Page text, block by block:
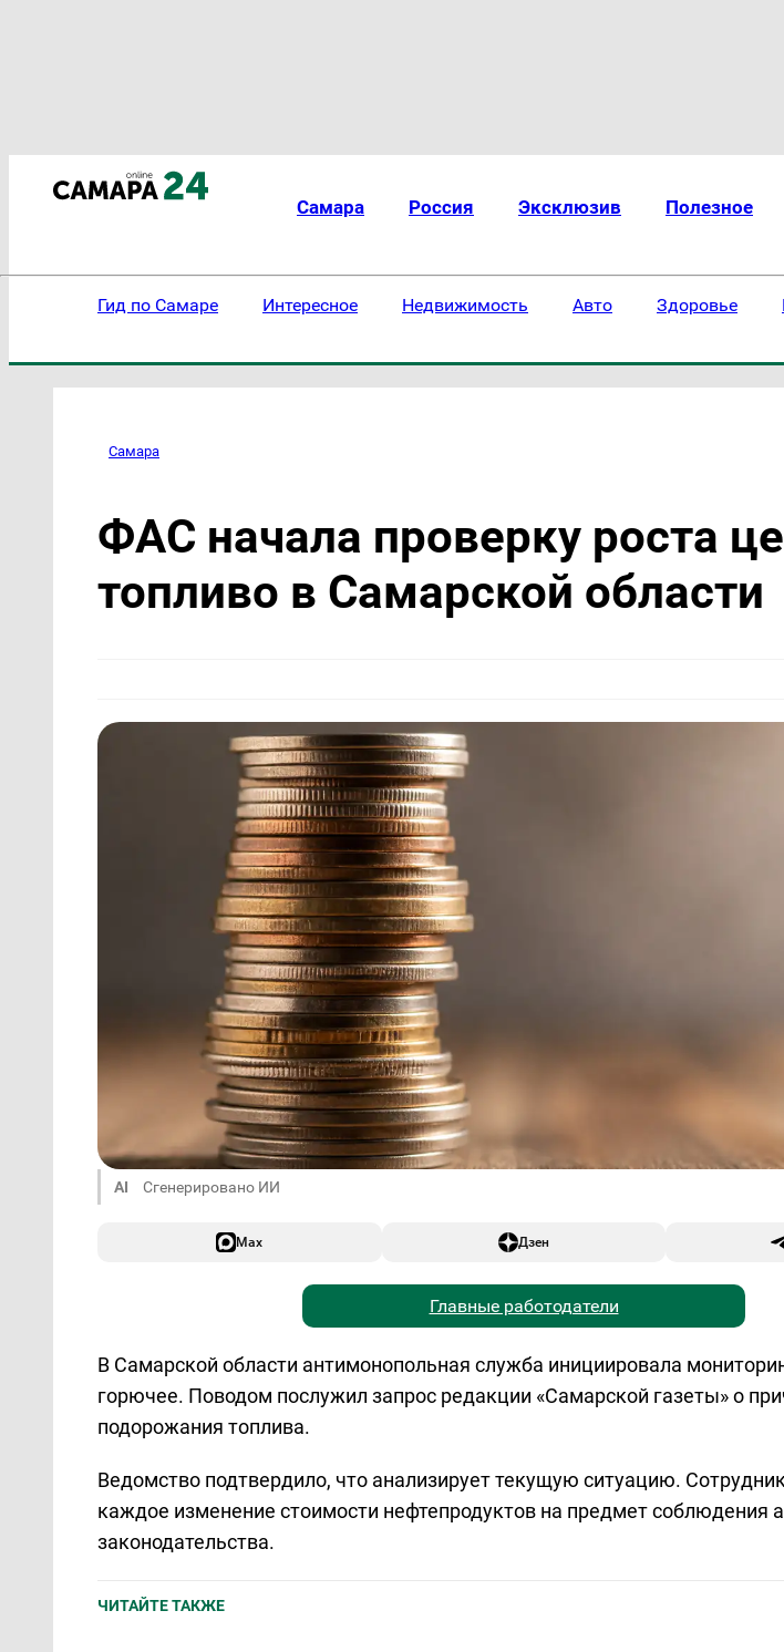
Самара Россия Эксклюзив Полезное
Гид по Самаре Интересное Недвижимость Авто Здоровье
Самара
ФАС начала проверку роста
топливо в Самарской области
AI Сгенерировано ИИ
Max Дзен
Главные работодатели
В Самарской области антимонопольная служба инициировала
горючее. Поводом послужил запрос редакции «Самарской газеты» о
подорожания топлива.
Ведомство подтвердило, что анализирует текущую ситуацию.
каждое изменение стоимости нефтепродуктов на предмет соблюдения
законодательства.
ЧИТАЙТЕ ТАКЖЕ